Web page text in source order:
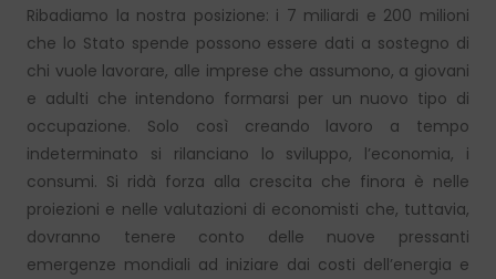
Ribadiamo la nostra posizione: i 7 miliardi e 200 milioni
che lo Stato spende possono essere dati a sostegno di
chi vuole lavorare, alle imprese che assumono, a giovani
e adulti che intendono formarsi per un nuovo tipo di
occupazione. Solo così creando lavoro a tempo
indeterminato si rilanciano lo sviluppo, l’economia, i
consumi. Si ridà forza alla crescita che finora è nelle
proiezioni e nelle valutazioni di economisti che, tuttavia,
dovranno tenere conto delle nuove pressanti
emergenze mondiali ad iniziare dai costi dell’energia e